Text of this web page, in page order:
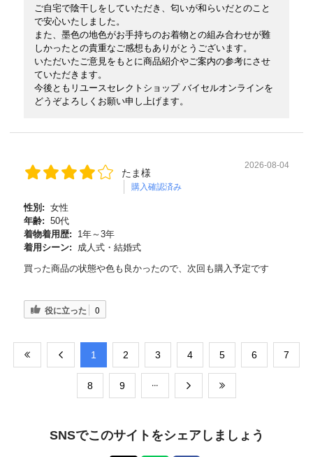
ご自宅で陰干しをしていただき、匂いが和らいだとのこと
で安心いたしました。
また、墨色の地色がお手持ちのお着物との組み合わせが難
しかったとの貴重なご感想もありがとうございます。
いただいたご意見をもとに商品紹介やご案内の参考にさせ
ていただきます。
今後ともリユースセレクトショップ バイセルオンラインを
どうぞよろしくお願い申し上げます。
たま様
購入確認済み
2026-08-04
性別: 女性
年齢: 50代
着物着用歴:
1年～3年
着用シーン:
成人式・結婚式
買った商品の状態や色も良かったので、次回も購入予定です
役に立った 0
​1 ​2 ​3 ​4 ​5 ​6 ​7
​8 ​9
SNSでこのサイトをシェアしましょう